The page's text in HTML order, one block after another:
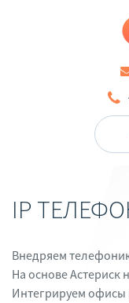
IP
Внедряем
На основе Астериск
Интегрируем офисы